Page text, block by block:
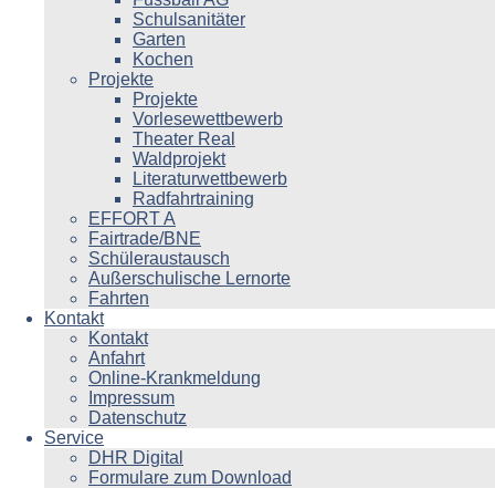
Schulsanitäter
Garten
Kochen
Projekte
Projekte
Vorlesewettbewerb
Theater Real
Waldprojekt
Literaturwettbewerb
Radfahrtraining
EFFORT A
Fairtrade/BNE
Schüleraustausch
Außerschulische Lernorte
Fahrten
Kontakt
Kontakt
Anfahrt
Online-Krankmeldung
Impressum
Datenschutz
Service
DHR Digital
Formulare zum Download